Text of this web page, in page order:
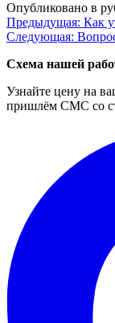
Опубликовано в
Навигация
по
записям
Предыдущая: Как
Следующая:
Схема нашей
Узнайте цену на
пришлём СМС со